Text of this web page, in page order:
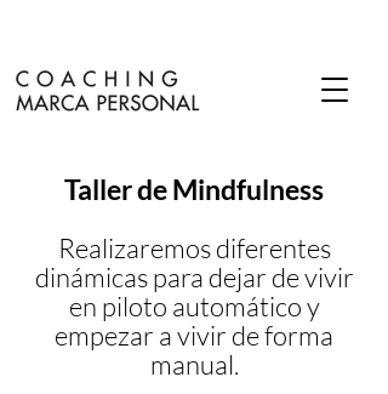
Taller de Mindfulness
Realizaremos diferentes
dinámicas para dejar de vivir
en piloto automático y
empezar a vivir de forma
manual.